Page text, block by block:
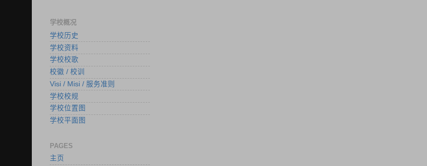
学校概况
学校历史
学校资料
学校校歌
校徽 / 校训
Visi / Misi / 服务准则
学校校规
学校位置图
学校平面图
PAGES
主页